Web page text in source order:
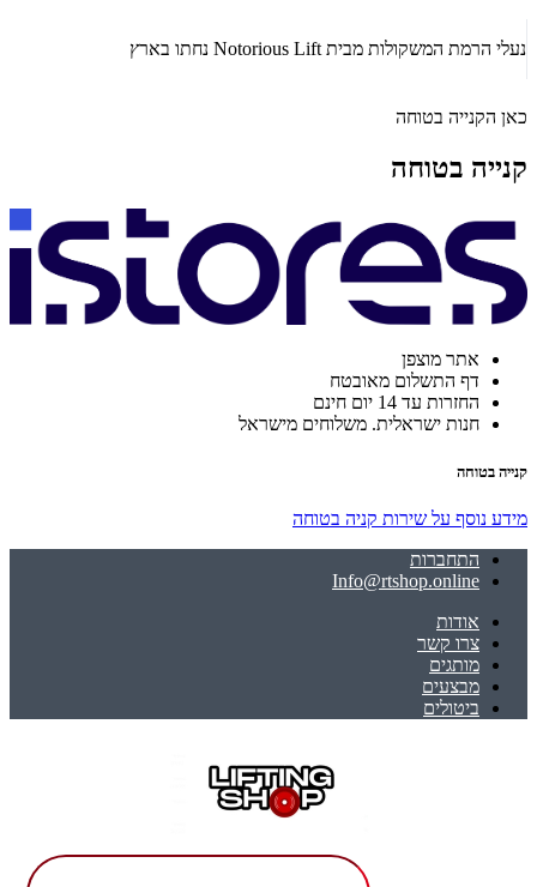
נעלי הרמת המשקולות מבית Notorious Lift נחתו בארץ
כאן הקנייה בטוחה
קנייה בטוחה
אתר מוצפן
דף התשלום מאובטח
החזרות עד 14 יום חינם
חנות ישראלית. משלוחים מישראל
קנייה בטוחה
מידע נוסף על שירות קניה בטוחה
התחברות
Info@rtshop.online
אודות
צרו קשר
מותגים
מבצעים
ביטולים